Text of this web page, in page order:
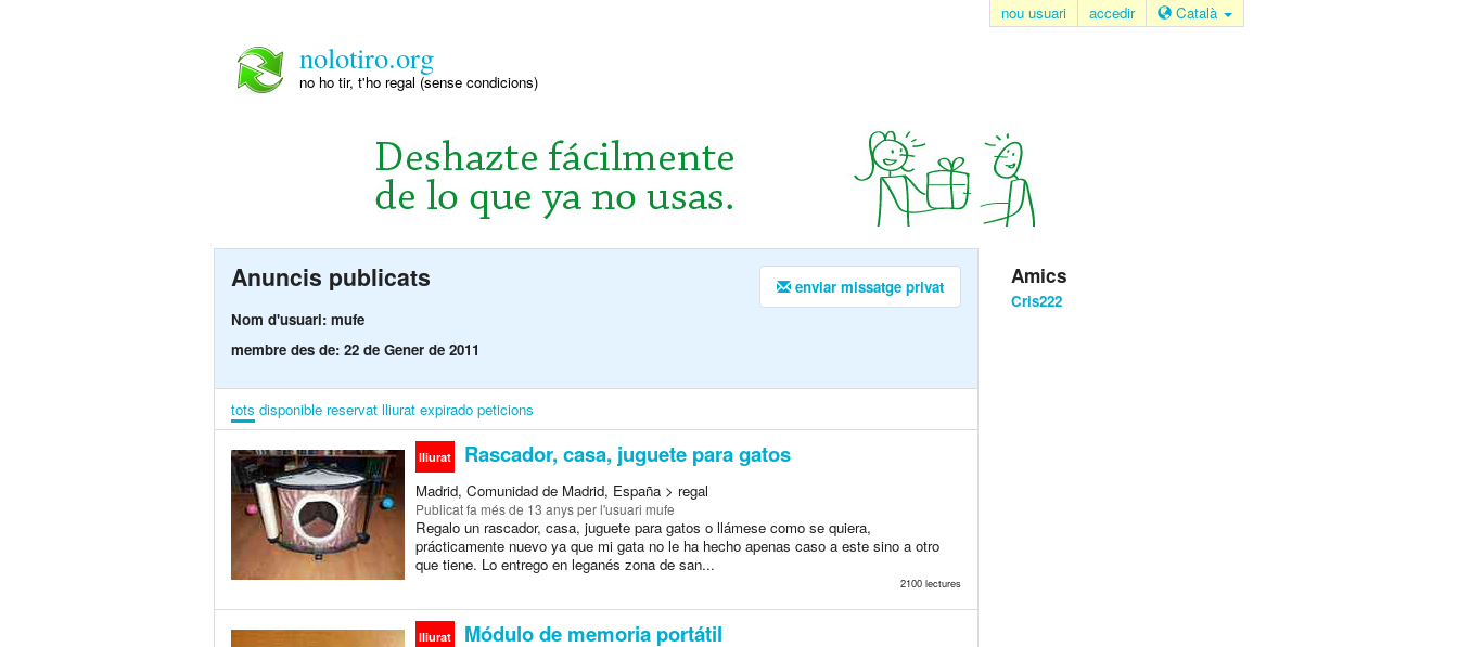
nou usuari accedir Català
nolotiro.org
no ho tir, t'ho regal (sense condicions)
enviar missatge privat
Anuncis publicats
Nom d'usuari: mufe
membre des de: 22 de Gener de 2011
tots disponible reservat lliurat expirado peticions
lliurat Rascador, casa, juguete para gatos
Madrid, Comunidad de Madrid, España > regal
Publicatfa més de 13 anysper l'usuari mufe
Regalo un rascador, casa, juguete para gatos o llámese como se quiera,
prácticamente nuevo ya que mi gata no le ha hecho apenas caso a este sino a otro
que tiene. Lo entrego en leganés zona de san...
2100 lectures
lliurat Módulo de memoria portátil
Amics
Cris222